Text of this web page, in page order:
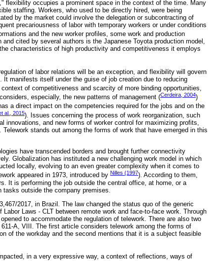
flexibility occupies a prominent space in the context of the time. Many
staffing. Workers, who used to be directly hired, were being
by the market could involve the delegation or subcontracting of
precariousness of labor with temporary workers or under conditions
and the new worker profiles, some work and production
cited by several authors is the Japanese Toyota production model,
characteristics of high productivity and competitiveness it employs
of labor relations will be an exception, and flexibility will govern
manifests itself under the guise of job creation due to reducing
of competitiveness and scarcity of more binding opportunities,
especially, the new patterns of management (Cerdeira, 2004)
a direct impact on the competencies required for the jobs and on the
al., 2015). Issues concerning the process of work reorganization, such
and new forms of worker control for maximizing profits,
stands out among the forms of work that have emerged in this
have transcended borders and brought further connectivity
Globalization has instituted a new challenging work model in which
locally, evolving to an even greater complexity when it comes to
appeared in 1973, introduced by Nilles (1997). According to them,
It is performing the job outside the central office, at home, or a
outside the company premises.
2017, in Brazil. The law changed the status quo of the generic
Laws - CLT between remote work and face-to-face work. Through
to accommodate the regulation of telework. There are also two
A, VIII. The first article considers telework among the forms of
of the workday and the second mentions that it is a subject feasible
in a very expressive way, a context of reflections, ways of